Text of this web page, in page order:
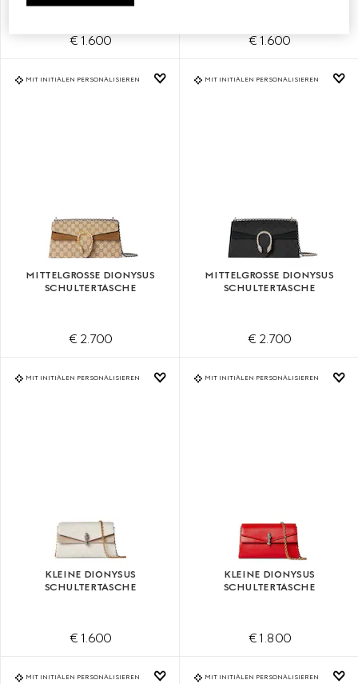
€ 1.600 € 1.600
MIT INITIALEN PERSONALISIEREN
MITTELGROSSE DIONYSUS S
CHULTERTASCHE
€ 2.700
MIT INITIALEN PERSONALISIEREN
MITTELGROSSE DIONYSUS S
CHULTERTASCHE
€ 2.700
MIT INITIALEN PERSONALISIEREN
KLEINE DIONYSUS
SCHULTERTASCHE
€ 1.600
MIT INITIALEN PERSONALISIEREN
KLEINE DIONYSUS
SCHULTERTASCHE
€ 1.800
MIT INITIALEN PERSONALISIEREN MIT INITIALEN PERSONALISIEREN